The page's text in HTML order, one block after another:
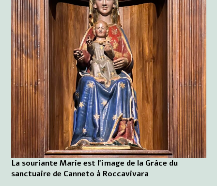
La souriante Marie est l'image de la Grâce du
sanctuaire de Canneto à Roccavivara